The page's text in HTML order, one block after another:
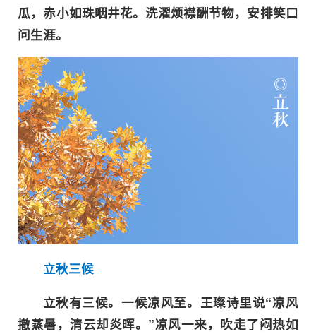
瓜，赤小如珠咽井花。洗濯烦襟酬节物，安排笑口
问生涯。
立秋三候
立秋有三候。一候凉风至。王璨诗里说“凉风
撤蒸暑，清云却炎晖。”凉风一来，吹走了闷热如